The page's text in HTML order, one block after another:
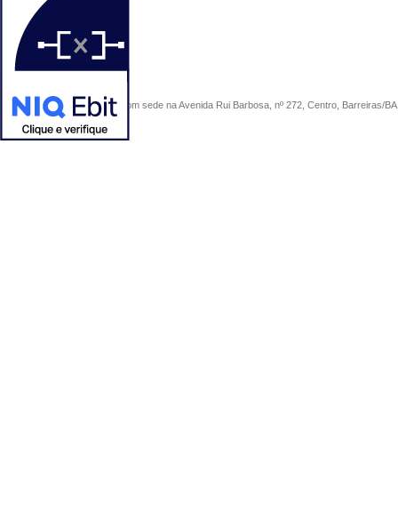
COMERCIAL SÃO PAULO, com sede na Avenida Rui Barbosa, nº 272, Centro, Barreiras/